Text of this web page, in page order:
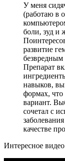
У меня
(работаю в
боли, зуд и
развитие
безвредным
Препарат
навыков,
формах, что
вариант.
сочетал с
качестве
Интересное